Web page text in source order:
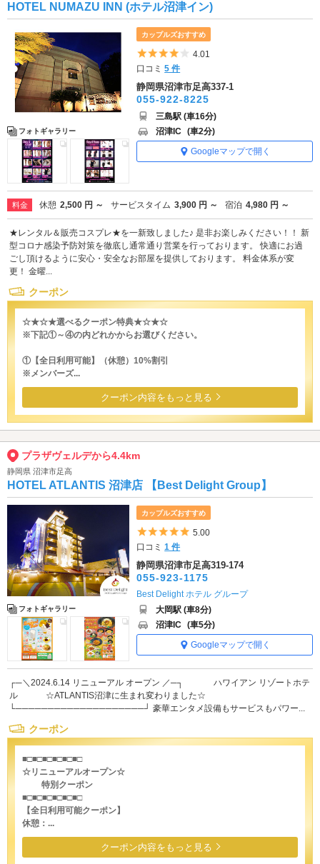
HOTEL NUMAZU INN (ホテル沼津イン)
フォトギャラリー
カップルズおすすめ
5つ星のうち4
4.01
口コミ5 件
静岡県沼津市足高337-1
055-922-8225
三島駅 (車16分)
沼津IC (車2分)
Googleマップで開く
料金 休憩 2,500 円 ～ サービスタイム 3,900 円 ～ 宿泊 4,980 円 ～
★レンタル＆販売コスプレ★を一新致しました♪ 是非お楽しみください！！ 新
型コロナ感染予防対策を徹底し通常通り営業を行っております。 快適にお過
ごし頂けるように安心・安全なお部屋を提供しております。 料金体系が変
更！ 金曜...
クーポン
☆★☆★選べるクーポン特典★☆★☆
※下記①～④の内どれかからお選びください。
①【全日利用可能】（休憩）10%割引
※メンバーズ...
クーポン内容をもっと見る
プラザヴェルデから4.4km
静岡県 沼津市足高
HOTEL ATLANTIS 沼津店 【Best Delight Group】
フォトギャラリー
カップルズおすすめ
5つ星のうち5
5.00
口コミ1 件
静岡県沼津市足高319-174
055-923-1175
Best Delight ホテル グループ
大岡駅 (車8分)
沼津IC (車5分)
Googleマップで開く
┌─＼2024.6.14 リニューアル オープン ／─┐ ハワイアン リゾートホテ
ル ☆ATLANTIS沼津に生まれ変わりました☆
└────────────────────┘ 豪華エンタメ設備もサービスもパワー...
クーポン
■□■□■□■□■□■□
☆リニューアルオープン☆
特別クーポン
■□■□■□■□■□■□
【全日利用可能クーポン】
休憩：...
クーポン内容をもっと見る